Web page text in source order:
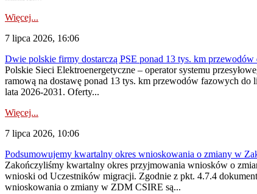
Więcej...
7 lipca 2026, 16:06
Dwie polskie firmy dostarczą PSE ponad 13 tys. km
Polskie Sieci Elektroenergetyczne – operator systemu
ramową na dostawę ponad 13 tys. km przewodów fazowych do
lata 2026-2031. Oferty...
Więcej...
7 lipca 2026, 10:06
Podsumowujemy kwartalny okres wnioskowania o zmiany w
Zakończyliśmy kwartalny okres przyjmowania wniosków o
wnioski od Uczestników migracji. Zgodnie z pkt. 4.7.4
wnioskowania o zmiany w ZDM CSIRE są...